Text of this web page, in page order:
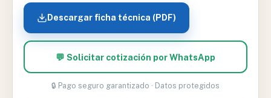
Descargar ficha técnica (PDF)
💬 Solicitar cotización por WhatsApp
🔒 Pago seguro garantizado · Datos protegidos